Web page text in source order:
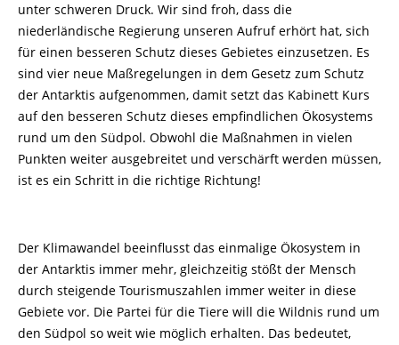
unter schweren Druck. Wir sind froh, dass die
niederländische Regierung unseren Aufruf erhört hat, sich
für einen besseren Schutz dieses Gebietes einzusetzen. Es
sind vier neue Maßregelungen in dem Gesetz zum Schutz
der Antarktis aufgenommen, damit setzt das Kabinett Kurs
auf den besseren Schutz dieses empfindlichen Ökosystems
rund um den Südpol. Obwohl die Maßnahmen in vielen
Punkten weiter ausgebreitet und verschärft werden müssen,
ist es ein Schritt in die richtige Richtung!
Der Klimawandel beeinflusst das einmalige Ökosystem in
der Antarktis immer mehr, gleichzeitig stößt der Mensch
durch steigende Tourismuszahlen immer weiter in diese
Gebiete vor. Die Partei für die Tiere will die Wildnis rund um
den Südpol so weit wie möglich erhalten. Das bedeutet,